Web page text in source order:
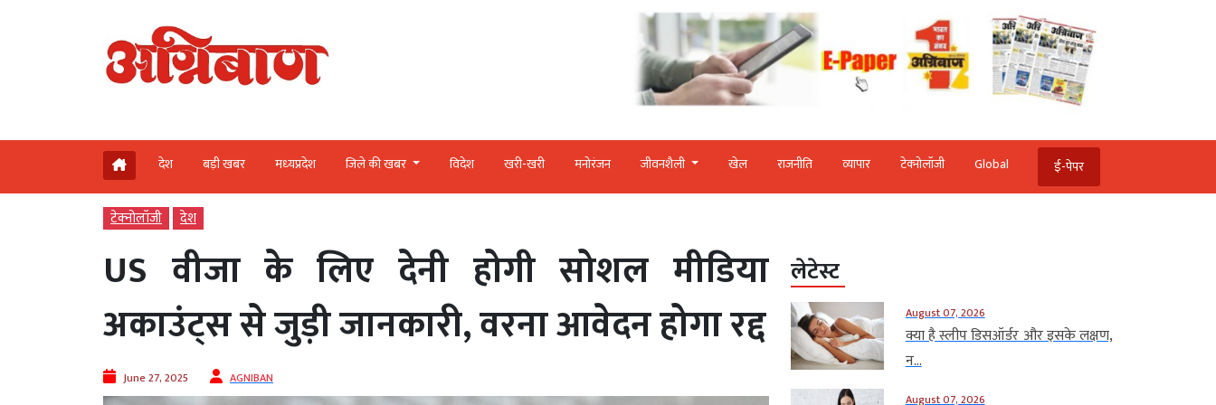
देश बड़ी खबर मध्‍यप्रदेश जिले की खबर विदेश खरी-खरी मनोरंजन जीवनशैली खेल राजनीति व्‍यापार टेक्‍नोलॉजी Global ई-पेपर
टेक्‍नोलॉजी देश
US वीजा के लिए देनी होगी सोशल मीडिया
अकाउंट्स से जुड़ी जानकारी, वरना आवेदन होगा रद्द
June 27, 2025 AGNIBAN
लेटेस्ट
August 07, 2026
क्या है स्लीप डिसऑर्डर और इसके लक्षण,
न...
August 07, 2026